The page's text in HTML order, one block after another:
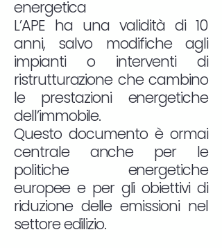
energetica
L’APE ha una validità di 10
anni, salvo modifiche agli
impianti o interventi di
ristrutturazione che cambino
le prestazioni energetiche
dell’immobile.
Questo documento è ormai
centrale anche per le
politiche energetiche
europee e per gli obiettivi di
riduzione delle emissioni nel
settore edilizio.